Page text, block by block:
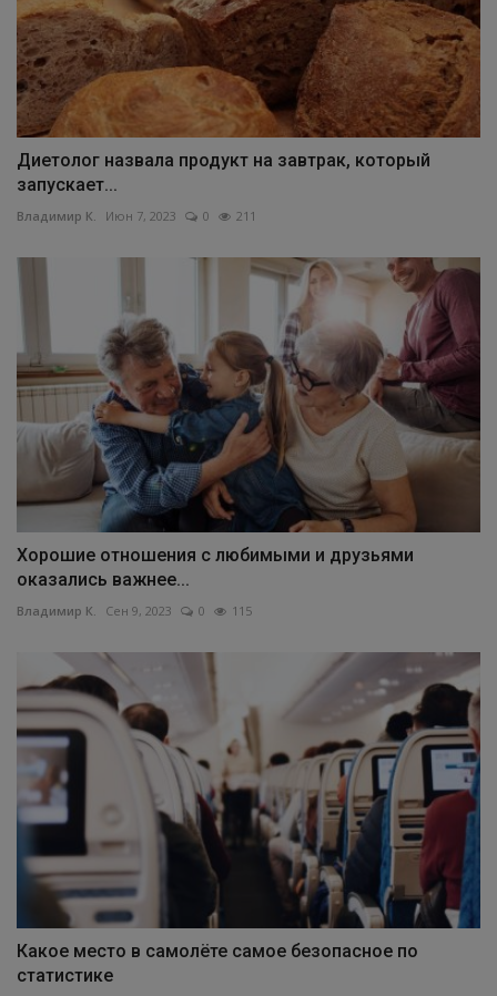
Диетолог назвала продукт на завтрак, который
запускает...
Владимир К. Июн 7, 2023 0 211
Хорошие отношения с любимыми и друзьями
оказались важнее...
Владимир К. Сен 9, 2023 0 115
Какое место в самолёте самое безопасное по
статистике